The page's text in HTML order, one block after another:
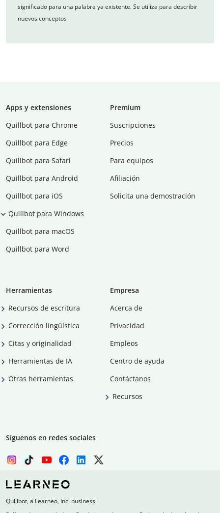
significado para una palabra ya existente. Se utiliza para describir
nuevos conceptos
Apps y extensiones
Quillbot para Chrome
Quillbot para Edge
Quillbot para Safari
Quillbot para Android
Quillbot para iOS
Quillbot para Windows
Quillbot para macOS
Quillbot para Word
Premium
Suscripciones
Precios
Para equipos
Afiliación
Solicita una demostración
Herramientas
Recursos de escritura
Corrección lingüística
Citas y originalidad
Herramientas de IA
Otras herramientas
Empresa
Acerca de
Privacidad
Empleos
Centro de ayuda
Contáctanos
Recursos
Síguenos en redes sociales
Quillbot, a Learneo, Inc. business